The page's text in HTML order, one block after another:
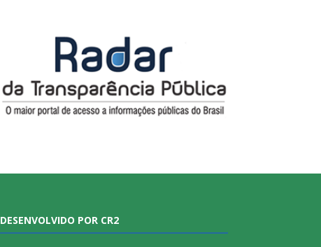
DESENVOLVIDO POR CR2